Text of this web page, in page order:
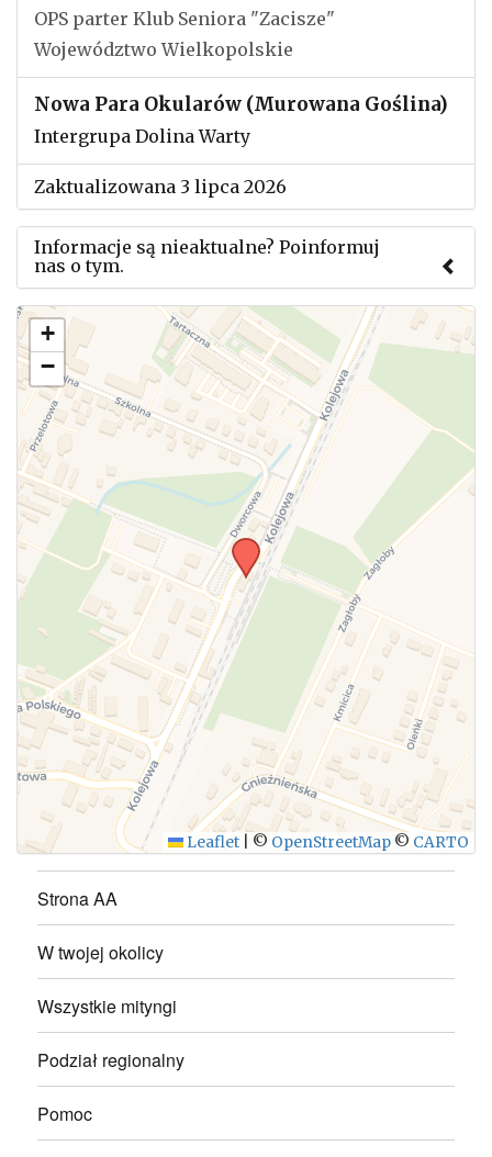
OPS parter Klub Seniora "Zacisze"
Województwo Wielkopolskie
Nowa Para Okularów (Murowana Goślina)
Intergrupa Dolina Warty
Zaktualizowana 3 lipca 2026
Informacje są nieaktualne? Poinformuj
nas o tym.
Użyj tego formularza aby przesłać informację o
zmianach w powyższym mityngu.
WYŚLIJ
+
−
Leaflet © OpenStreetMap © CARTO
Strona AA
W twojej okolicy
Wszystkie mityngi
Podział regionalny
Pomoc